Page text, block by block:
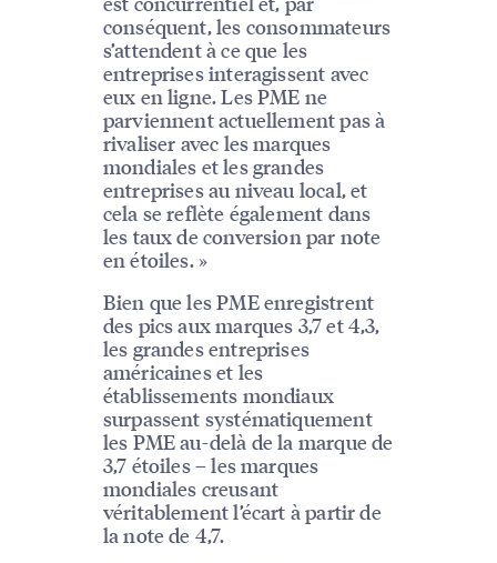
conséquent, les consommateurs
s’attendent à ce que les
entreprises interagissent avec
eux en ligne. Les PME ne
parviennent actuellement pas à
rivaliser avec les marques
mondiales et les grandes
entreprises au niveau local, et
cela se reflète également dans
les taux de conversion par note
en étoiles. »
Bien que les PME enregistrent
des pics aux marques 3,7 et 4,3,
les grandes entreprises
américaines et les
établissements mondiaux
surpassent systématiquement
les PME au-delà de la marque de
3,7 étoiles – les marques
mondiales creusant
véritablement l’écart à partir de
la note de 4,7.